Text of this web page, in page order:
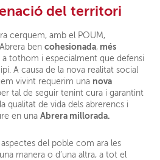
del territori
cerquem, amb el POUM,
bencohesionada, més
a tothom i especialment que defensi
A causa de la nova realitat social
vivint requerim una nova
tal de seguir tenint cura i garantint
qualitat de vida dels abrerencs i
en unaAbrera millorada.
del poble com ara les
manera o d’una altra, a tot el